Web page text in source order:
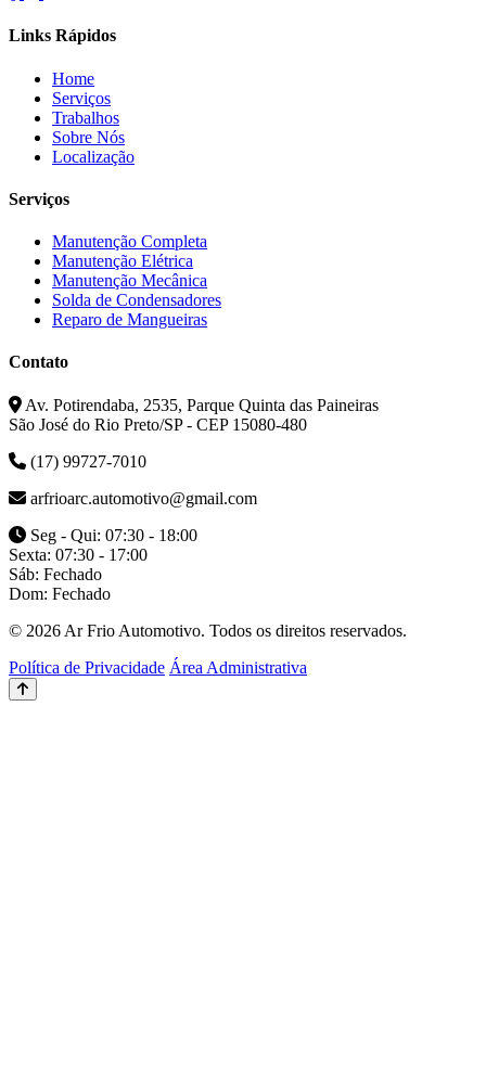
Links Rápidos
Home
Serviços
Trabalhos
Sobre Nós
Localização
Serviços
Manutenção Completa
Manutenção Elétrica
Manutenção Mecânica
Solda de Condensadores
Reparo de Mangueiras
Contato
Av. Potirendaba, 2535, Parque Quinta das Paineiras
São José do Rio Preto/SP - CEP 15080-480
(17) 99727-7010
arfrioarc.automotivo@gmail.com
Seg - Qui: 07:30 - 18:00
Sexta: 07:30 - 17:00
Sáb: Fechado
Dom: Fechado
© 2026 Ar Frio Automotivo. Todos os direitos reservados.
Política de Privacidade Área Administrativa